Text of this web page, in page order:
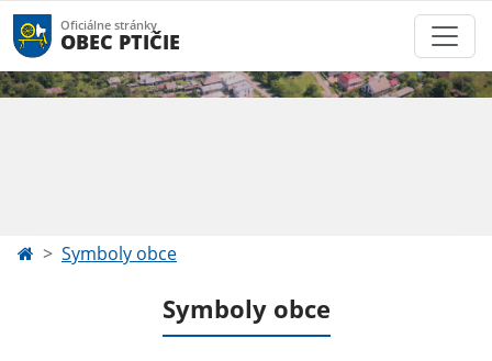
Oficiálne stránky
OBEC PTIČIE
Symboly obce
Symboly obce